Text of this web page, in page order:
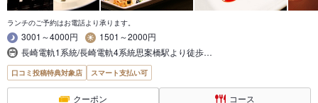
ランチのご予約はお電話より承ります。
3001～4000円
1501～2000円
長崎電軌1系統/長崎電軌4系統思案橋駅より徒歩…
口コミ投稿特典対象店 スマート支払い可
クーポン コース